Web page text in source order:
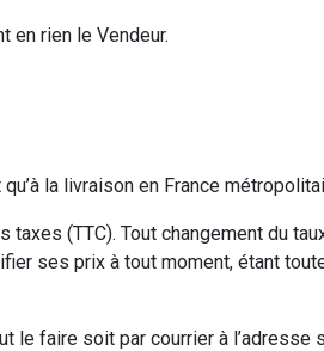
en rien le Vendeur.
la livraison en France
(TTC). Tout changement du
ses prix à tout moment, étant
le faire soit par courrier à